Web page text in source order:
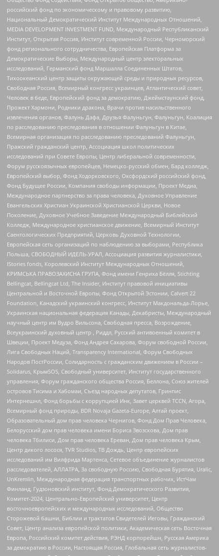
российский фонд по экономическому и правовому развитию,
Национальный Демократический Институт Международных Отношений,
MEDIA DEVELOPMENT INVESTMENT FUND, Международный Республиканский
Институт, Открытая Россия, Институт современной России, Черноморский
фонд регионального сотрудничества, Европейская Платформа за
Демократические Выборы, Международный центр электоральных
исследований, Германский фонд Маршалла Соединенных Штатов,
Тихоокеанский центр защиты окружающей среды и природных ресурсов,
Свободная Россия, Всемирный конгресс украинцев, Атлантический совет,
Человек в беде, Европейский фонд за демократию, Джеймстаунский фонд,
Прожект Хармони, Родники дракона, Врачи против насильственного
извлечения органов, Фалунь Дафа, Друзья Фалуньгун, Фалуньгун, Коалиция
по расследованию преследования в отношении Фалуньгун в Китае,
Всемирная организация по расследованию преследований Фалуньгун,
Пражский гражданский центр, Ассоциация школ политических
исследований при Совете Европы, Центр либеральной современности,
Форум русскоязычных европейцев, Немецко-русский обмен, Бард колледж,
Европейский выбор, Фонд Ходорковского, Оксфордский российский фонд,
Фонд Будущее России, Компания свободы информации, Проект Медиа,
Международное партнерство за права человека, Духовное Управление
Евангельских Христиан Украинской Христианской Церкви, Новое
Поколение, Духовное Учебное Заведение Международный Библейский
Колледж, Международное христианское движение, Всемирный Институт
Саентологических Предприятий, Церковь Духовной Технологии,
Европейская сеть организаций по наблюдению за выборами, Республика
Польша, СВОБОДНЫЙ ИДЕЛЬ-УРАЛ, Ассоциация развития журналистики,
IStories fonds, Королевский Институт Международных Отношений,
КРИМСЬКА ПРАВОЗАХИСНА ГРУПА, Фонд имени Генриха Бёлля, Stichting
Bellingcat, Bellingcat Ltd, The Insider, Институт правовой инициативы
Центральной и Восточной Европы, Фонд Открытой Эстонии, Calvert 22
Foundation, Канадский украинский конгресс, Институт Макдональда-Лорье,
Украинская национальная федерация Канады, Декабристы, Международный
научный центр им Вудро Вильсона, Свободная пресса, Возрождение,
Всеукраинский духовный центр , Риддл, Русский антивоенный комитет в
Швеции, Проект Медуза, Фонд Андрея Сахарова, Форум свободной России,
Лига Свободных Наций, Transparеncy International, Форум Свободных
Народов ПостРоссии, Солидарность с гражданским движением в России –
Solidarus, КрымSOS, Свободный университет, Институт государственного
управления, Форум гражданского общества Россия, Беллона, Союз жителей
островов Тисима и Хабомаи, Съезд народных депутатов, Гринпис
Интернешнл, Фонд борьбы с коррупцией Инк, Завет церквей TCCN, Агора,
Всемирный фонд природы, BDR Novaja Gazeta-Europe, Алтай проект,
Образовательный дом прав человека Чернигов, Фонд Дом Прав Человека,
Белорусский дом прав человека имени Бориса Звозскова, Дом прав
человека Тбилиси, Дом прав человека Ереван, Дом прав человека Крым,
Центр дикого лосося, TVR Studios, ТВ Дождь, Центр европейских
исследований им Вилфрида Мартенса, Сетевое объединение журналистов
расследователей, АЛЛАТРА, За свободную Россию, Свободная Бурятия, Uralic,
UnKremlin, Международная федерация транспортных рабочих, ИстЧам
Финланд, Гудзоновский институт, Фонд Демократического Развития,
Комитет-2024, Центрально-Европейский университет, Центр
восточноевропейских и международных исследований, Общество
Сторожевой башни, Библии и трактатов Свидетелей Иеговы, Гражданский
Совет, Центр анализа европейской политики, Академическая сеть Восточная
Европа, Российский комитет действия, РЭНД корпорейшн, Русская Америка
за демократию в России, Настоящая Россия, Глобальная сеть журналистов-